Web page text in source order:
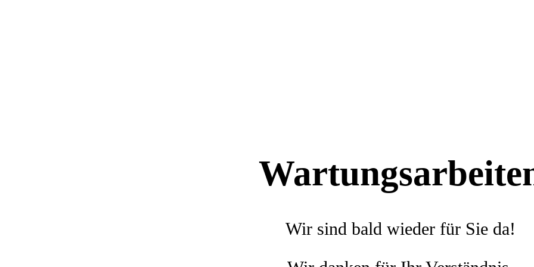
Wir sind bald wieder für Sie da!